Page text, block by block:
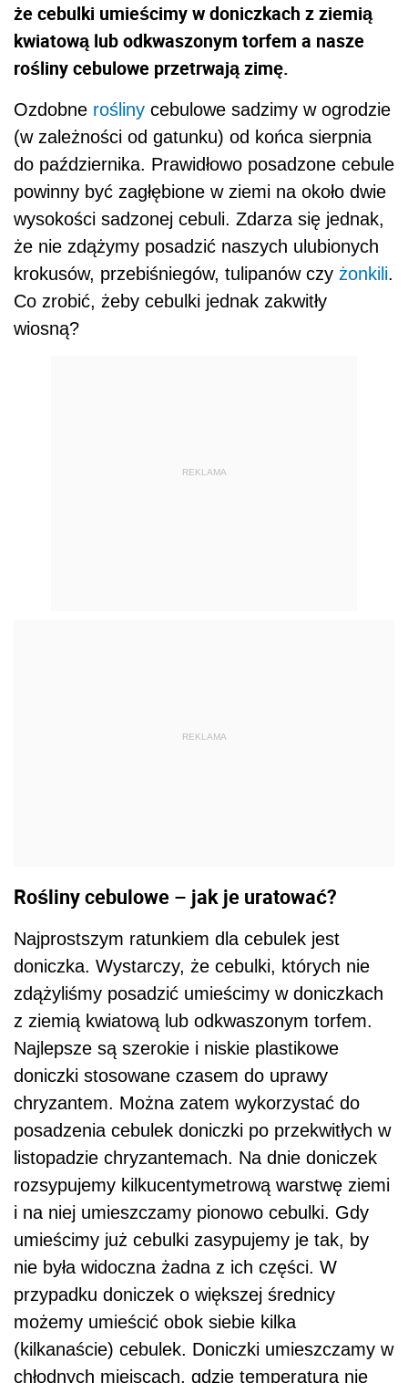
że cebulki umieścimy w doniczkach z ziemią
kwiatową lub odkwaszonym torfem a nasze
rośliny cebulowe przetrwają zimę.
Ozdobne rośliny cebulowe sadzimy w ogrodzie
(w zależności od gatunku) od końca sierpnia
do października. Prawidłowo posadzone cebule
powinny być zagłębione w ziemi na około dwie
wysokości sadzonej cebuli. Zdarza się jednak,
że nie zdążymy posadzić naszych ulubionych
krokusów, przebiśniegów, tulipanów czy żonkili.
Co zrobić, żeby cebulki jednak zakwitły
wiosną?
REKLAMA
REKLAMA
Rośliny cebulowe – jak je uratować?
Najprostszym ratunkiem dla cebulek jest
doniczka. Wystarczy, że cebulki, których nie
zdążyliśmy posadzić umieścimy w doniczkach
z ziemią kwiatową lub odkwaszonym torfem.
Najlepsze są szerokie i niskie plastikowe
doniczki stosowane czasem do uprawy
chryzantem. Można zatem wykorzystać do
posadzenia cebulek doniczki po przekwitłych w
listopadzie chryzantemach. Na dnie doniczek
rozsypujemy kilkucentymetrową warstwę ziemi
i na niej umieszczamy pionowo cebulki. Gdy
umieścimy już cebulki zasypujemy je tak, by
nie była widoczna żadna z ich części. W
przypadku doniczek o większej średnicy
możemy umieścić obok siebie kilka
(kilkanaście) cebulek. Doniczki umieszczamy w
chłodnych miejscach, gdzie temperatura nie